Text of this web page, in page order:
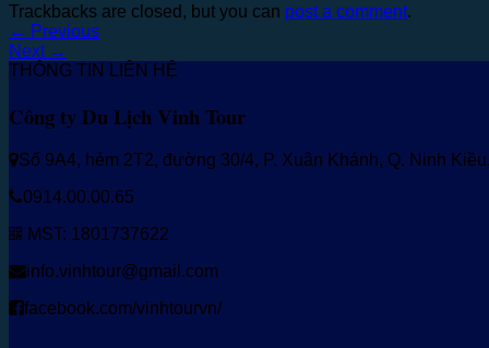
Trackbacks are closed, but you can post a comment.
← Previous
Next →
THÔNG TIN LIÊN HỆ
Công ty Du Lịch Vinh Tour
Số 9A4, hẻm 2T2, đường 30/4, P. Xuân Khánh, Q. Ninh
0914.00.00.65
MST: 1801737622
info.vinhtour@gmail.com
facebook.com/vinhtourvn/